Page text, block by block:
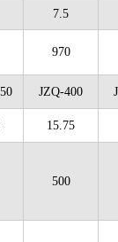
7.5
970
JZQ-400
15.75
500